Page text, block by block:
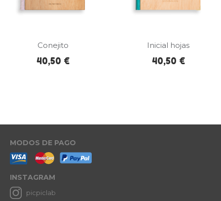
Conejito
40,50 €
Inicial hojas
40,50 €
MODOS DE PAGO
INSTAGRAM
picpiclab